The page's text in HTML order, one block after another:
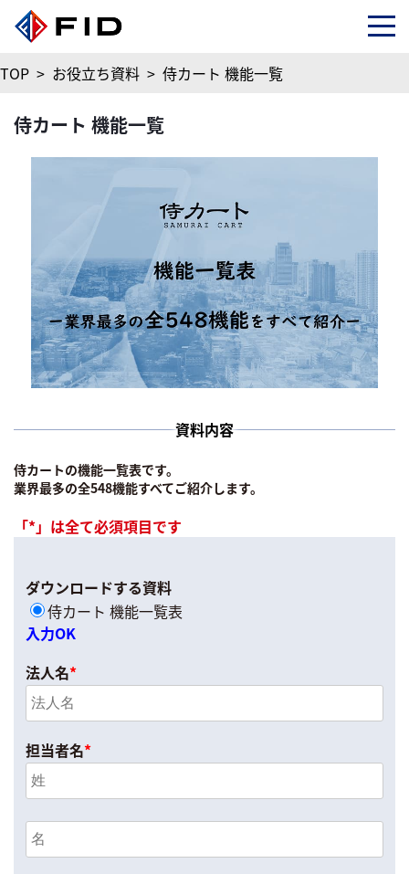
TOP > お役立ち資料 > 侍カート 機能一覧
侍カート 機能一覧
資料内容
侍カートの機能一覧表です。
業界最多の全548機能すべてご紹介します。
「*」は全て必須項目です
ダウンロードする資料
侍カート 機能一覧表
入力OK
法人名*
担当者名*